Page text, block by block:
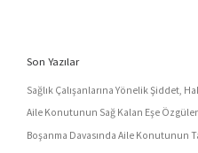
Son Yazılar
Sağlık Çalışanlarına Yönelik Şiddet,
Aile Konutunun Sağ Kalan Eşe
Boşanma Davasında Aile Konutunun